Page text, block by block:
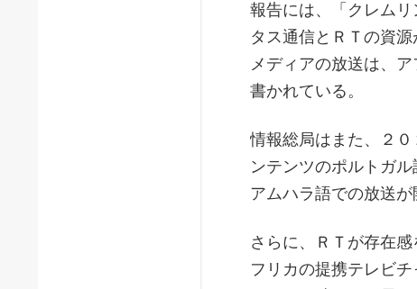
報告には、「クレム
タス通信とＲＴの資
メディアの放送は、
書かれている。
情報総局はまた、２
ンテンツのポルトガ
アムハラ語での放送が
さらに、ＲＴが存在
フリカの提携テレビ